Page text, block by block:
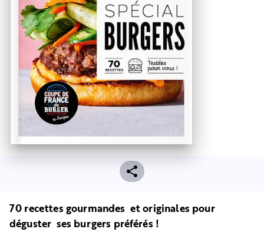
70 recettes gourmandes et originales pour
déguster ses burgers préférés !